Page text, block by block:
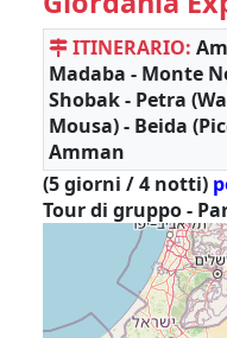
ITINERARIO:
Madaba - Monte
Shobak - Petra
Mousa) - Beida
Amman
(5 giorni / 4 notti)
Tour di gruppo -